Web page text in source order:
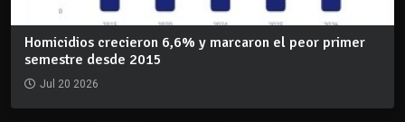
Homicidios crecieron 6,6% y marcaron el peor primer
semestre desde 2015
Jul 20 2026